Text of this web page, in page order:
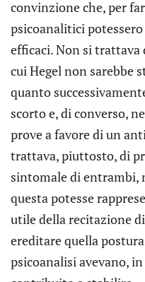
convinzione che, per
psicoanalitici
efficaci. Non si
cui Hegel non sarebbe
quanto
scorto e, di converso,
prove a favore di un
trattava, piuttosto, di
sintomale di entrambi,
questa potesse
utile della recitazione
ereditare quella
psicoanalisi avevano,